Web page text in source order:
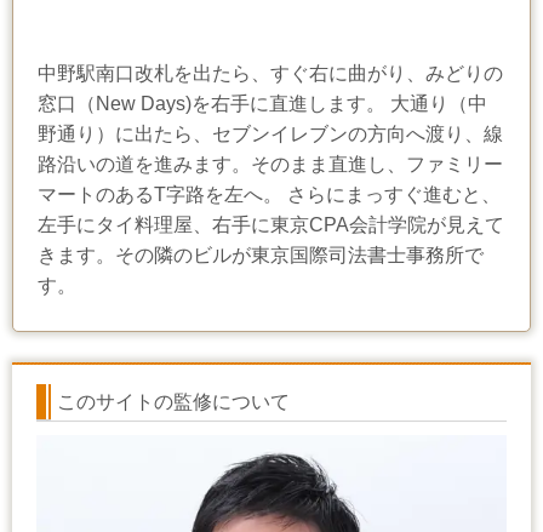
中野駅南口改札を出たら、すぐ右に曲がり、みどりの
窓口（New Days)を右手に直進します。 大通り（中
野通り）に出たら、セブンイレブンの方向へ渡り、線
路沿いの道を進みます。そのまま直進し、ファミリー
マートのあるT字路を左へ。 さらにまっすぐ進むと、
左手にタイ料理屋、右手に東京CPA会計学院が見えて
きます。その隣のビルが東京国際司法書士事務所で
す。
このサイトの監修について